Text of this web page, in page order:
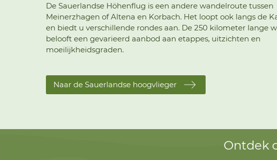
De Sauerlandse Höhenflug is een andere wandelroute tussen
Meinerzhagen of Altena en Korbach. Het loopt ook langs de
en biedt u verschillende rondes aan. De 250 kilometer lange
belooft een gevarieerd aanbod aan etappes, uitzichten en
moeilijkheidsgraden.
Naar de Sauerlandse hoogvlieger
Ontdek